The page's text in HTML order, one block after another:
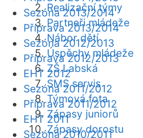
Realizační týmy
Partneři mládeže
Nábor dětí
Úspěchy mládeže
ZŠ Labská
SMS servis
Týmová fota
Zápasy juniorů
Zápasy dorostu
Sezóna 2013/2014
Příprava 2013/2014
Sezóna 2012/2013
Příprava 2012/2013
EHT 2012
Sezóna 2011/2012
Příprava 2011/2012
EHT 2011
Sezóna 2010/2011